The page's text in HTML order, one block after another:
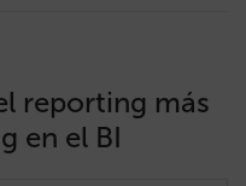
reporting más
en el BI